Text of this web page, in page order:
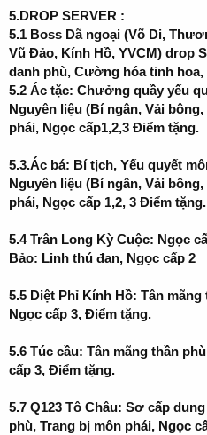
5.DROP SERVER :
5.1 Boss Dã ngoại (Võ Di,
Vũ Đảo, Kính Hồ, YVCM) drop
danh phù, Cường hóa tinh
5.2 Ác tặc: Chưởng quầy yếu
Nguyên liệu (Bí ngân, Vải
phái, Ngọc cấp1,2,3 Điểm tặng.
5.3.Ác bá: Bí tịch, Yếu quyết
Nguyên liệu (Bí ngân, Vải
phái, Ngọc cấp 1,2, 3 Điểm tặng.
5.4 Trân Long Kỳ Cuộc: Ngọc
Bảo: Linh thú đan, Ngọc cấp 2
5.5 Diệt Phỉ Kính Hồ: Tân
Ngọc cấp 3, Điểm tặng.
5.6 Túc cầu: Tân mãng thần
cấp 3, Điểm tặng.
5.7 Q123 Tô Châu: Sơ cấp
phù, Trang bị môn phái, Ngọc